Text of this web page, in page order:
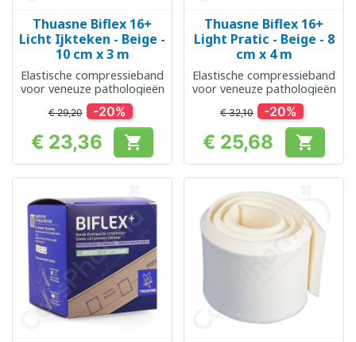
Thuasne Biflex 16+
Licht Ijkteken - Beige -
10 cm x 3 m
Elastische compressieband
voor veneuze pathologieën
€ 29,20 -20%
Prijs
€ 23,36 
Thuasne Biflex 16+
Light Pratic - Beige - 8
cm x 4 m
Elastische compressieband
voor veneuze pathologieën
€ 32,10 -20%
Prijs
€ 25,68 